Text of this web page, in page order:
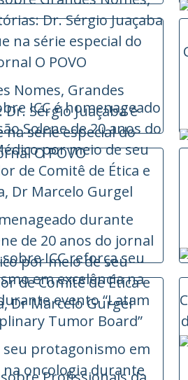
Nomes, Grandes
Sérgio Juaçaba é
na série especial do
O POVO
durante
de 20 anos do jornal
por meio de seu
de Comitê de Ética e
Dr Marcelo Gurgel
seu protagonismo em
na oncologia durante